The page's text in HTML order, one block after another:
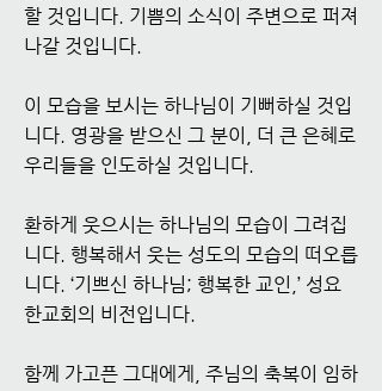
할 것입니다. 기쁨의 소식이 주변으로 퍼져
나갈 것입니다.
이 모습을 보시는 하나님이 기뻐하실 것입
니다. 영광을 받으신 그 분이, 더 큰 은혜로
우리들을 인도하실 것입니다.
환하게 웃으시는 하나님의 모습이 그려집
니다. 행복해서 웃는 성도의 모습의 떠오릅
니다. ‘기쁘신 하나님; 행복한 교인,’ 성요
한교회의 비전입니다.
함께 가고픈 그대에게, 주님의 축복이 임하